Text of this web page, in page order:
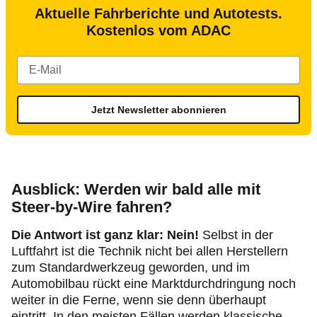
Aktuelle Fahrberichte und Autotests.
Kostenlos vom ADAC
Jetzt Newsletter abonnieren
Ausblick: Werden wir bald alle mit
Steer-by-Wire fahren?
Die Antwort ist ganz klar: Nein! Selbst in der
Luftfahrt ist die Technik nicht bei allen Herstellern
zum Standardwerkzeug geworden, und im
Automobilbau rückt eine Marktdurchdringung noch
weiter in die Ferne, wenn sie denn überhaupt